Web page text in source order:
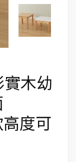
木幼
度可